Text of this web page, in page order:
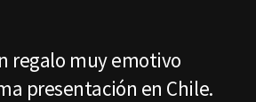
regalo muy emotivo
presentación en Chile.